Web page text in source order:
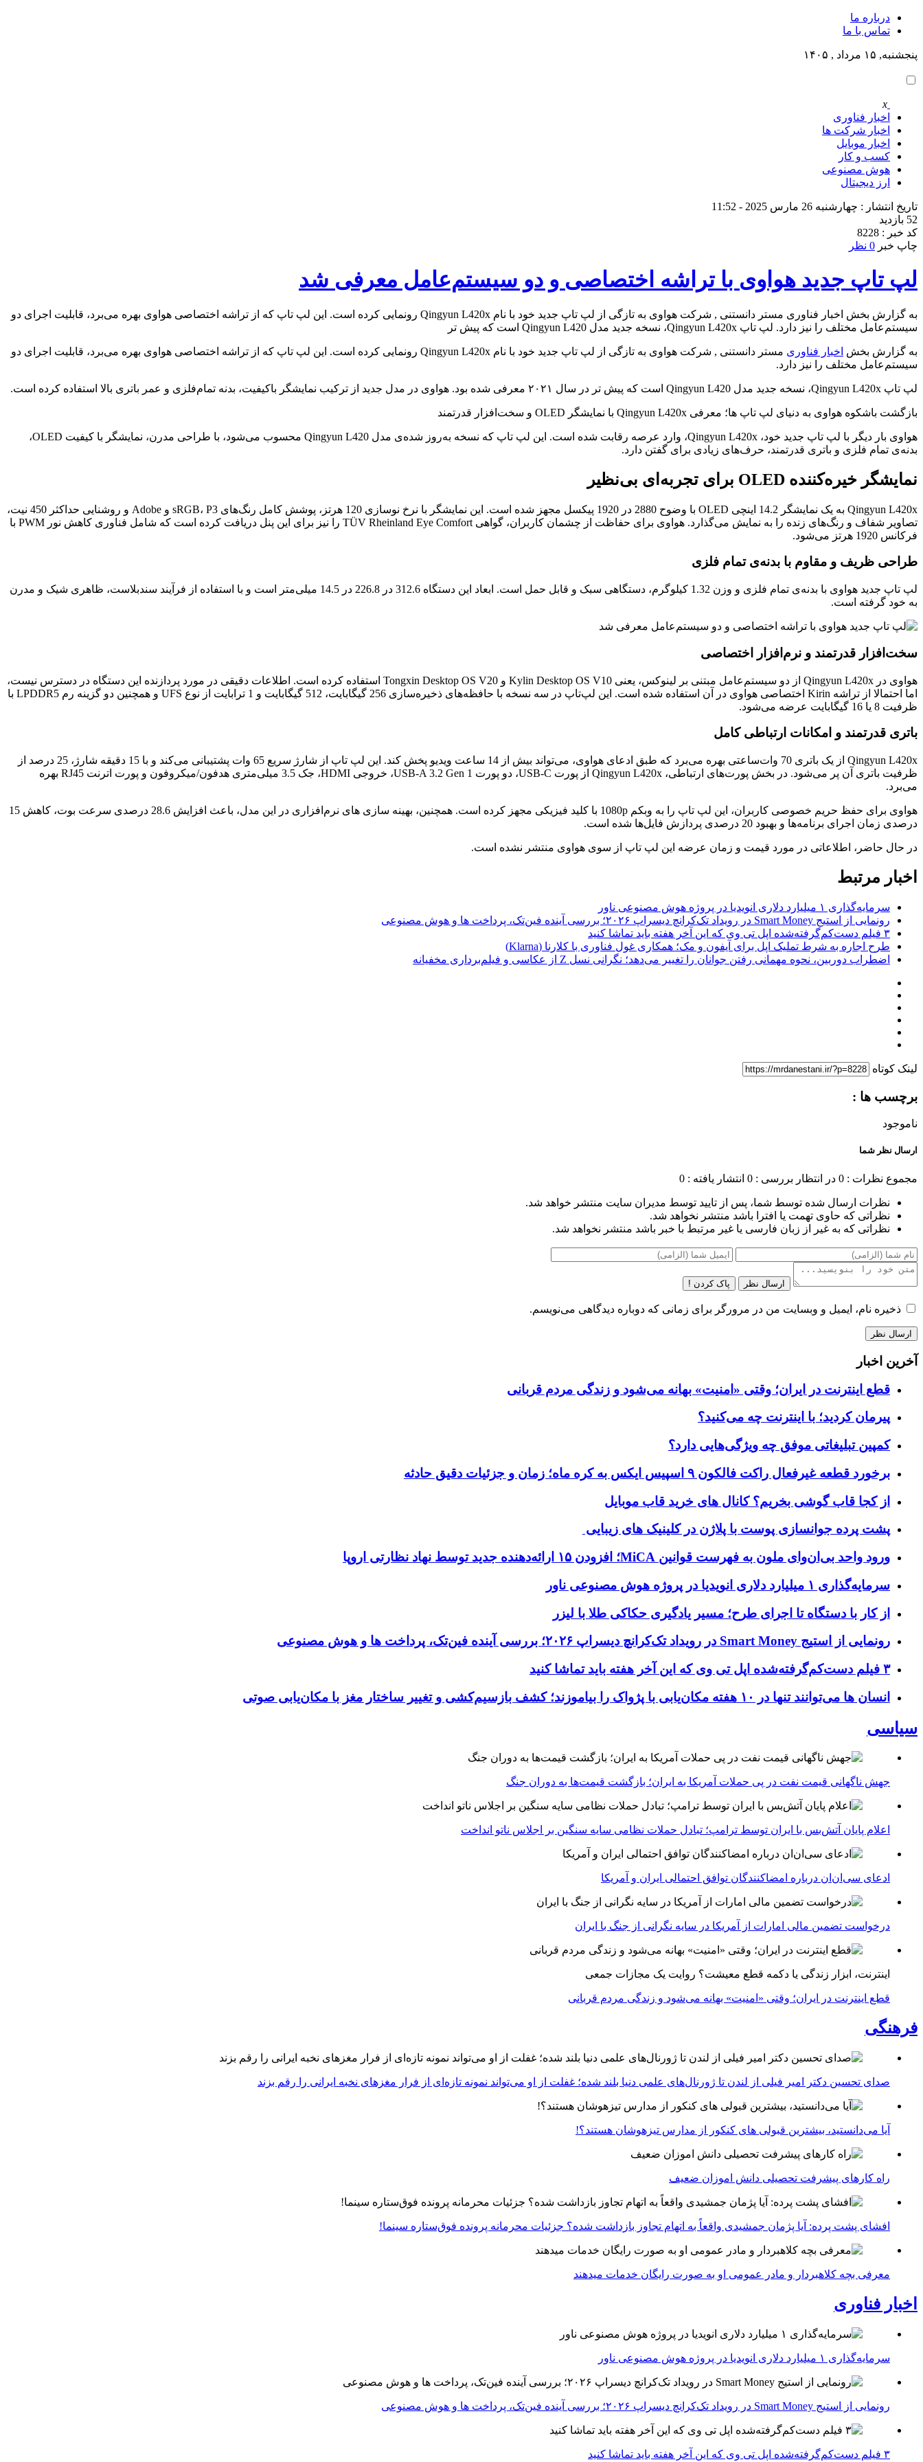
درباره ما
تماس با ما
پنجشنبه, ۱۵ مرداد , ۱۴۰۵
x
اخبار فناوری
اخبار شرکت ها
اخبار موبایل
کسب و کار
هوش مصنوعی
ارز دیجیتال
تاریخ انتشار : چهارشنبه 26 مارس 2025 - 11:52
52 بازدید
کد خبر : 8228
چاپ خبر 0 نظر
لپ‌ تاپ جدید هواوی با تراشه اختصاصی و دو سیستم‌عامل معرفی شد
به گزارش بخش اخبار فناوری مستر دانستنی , شرکت هواوی به تازگی از لپ‌ تاپ جدید خود با نام Qingyun L420x رونمایی کرده است. این لپ‌ تاپ که از تراشه اختصاصی هواوی بهره می‌برد، قابلیت اجرای دو
سیستم‌عامل مختلف را نیز دارد. لپ‌ تاپ Qingyun L420x، نسخه جدید مدل Qingyun L420 است که پیش‌ تر
به گزارش بخش اخبار فناوری
مستر دانستنی , شرکت هواوی به تازگی از لپ‌ تاپ جدید خود با نام Qingyun L420x رونمایی کرده است. این لپ‌ تاپ که از تراشه اختصاصی هواوی بهره می‌برد، قابلیت اجرای دو
سیستم‌عامل مختلف را نیز دارد.
لپ‌ تاپ Qingyun L420x، نسخه جدید مدل Qingyun L420 است که پیش‌ تر در سال ۲۰۲۱ معرفی شده بود. هواوی در مدل جدید از ترکیب نمایشگر باکیفیت، بدنه تمام‌فلزی و عمر باتری بالا استفاده کرده است.
بازگشت باشکوه هواوی به دنیای لپ‌ تاپ‌ ها؛ معرفی Qingyun L420x با نمایشگر OLED و سخت‌افزار قدرتمند
هواوی بار دیگر با لپ‌ تاپ جدید خود، Qingyun L420x، وارد عرصه رقابت شده است. این لپ‌ تاپ که نسخه به‌روز شده‌ی مدل Qingyun L420 محسوب می‌شود، با طراحی مدرن، نمایشگر با کیفیت OLED،
بدنه‌ی تمام فلزی و باتری قدرتمند، حرف‌های زیادی برای گفتن دارد.
نمایشگر خیره‌کننده OLED برای تجربه‌ای بی‌نظیر
Qingyun L420x به یک نمایشگر 14.2 اینچی OLED با وضوح 2880 در 1920 پیکسل مجهز شده است. این نمایشگر با نرخ نوسازی 120 هرتز، پوشش کامل رنگ‌های sRGB، P3 و Adobe و روشنایی حداکثر 450 نیت،
تصاویر شفاف و رنگ‌های زنده را به نمایش می‌گذارد. هواوی برای حفاظت از چشمان کاربران، گواهی TÜV Rheinland Eye Comfort را نیز برای این پنل دریافت کرده است که شامل فناوری کاهش نور PWM با
فرکانس 1920 هرتز می‌شود.
طراحی ظریف و مقاوم با بدنه‌ی تمام فلزی
لپ‌ تاپ جدید هواوی با بدنه‌ی تمام فلزی و وزن 1.32 کیلوگرم، دستگاهی سبک و قابل حمل است. ابعاد این دستگاه 312.6 در 226.8 در 14.5 میلی‌متر است و با استفاده از فرآیند سندبلاست، ظاهری شیک و مدرن
به خود گرفته است.
سخت‌افزار قدرتمند و نرم‌افزار اختصاصی
هواوی در Qingyun L420x از دو سیستم‌عامل مبتنی بر لینوکس، یعنی Kylin Desktop OS V10 و Tongxin Desktop OS V20 استفاده کرده است. اطلاعات دقیقی در مورد پردازنده این دستگاه در دسترس نیست،
اما احتمالا از تراشه Kirin اختصاصی هواوی در آن استفاده شده است. این لپ‌تاپ در سه نسخه با حافظه‌های ذخیره‌سازی 256 گیگابایت، 512 گیگابایت و 1 ترابایت از نوع UFS و همچنین دو گزینه رم LPDDR5 با
ظرفیت 8 یا 16 گیگابایت عرضه می‌شود.
باتری قدرتمند و امکانات ارتباطی کامل
Qingyun L420x از یک باتری 70 وات‌ساعتی بهره می‌برد که طبق ادعای هواوی، می‌تواند بیش از 14 ساعت ویدیو پخش کند. این لپ‌ تاپ از شارژ سریع 65 وات پشتیبانی می‌کند و با 15 دقیقه شارژ، 25 درصد از
ظرفیت باتری آن پر می‌شود. در بخش پورت‌های ارتباطی، Qingyun L420x از پورت USB-C، دو پورت USB-A 3.2 Gen 1، خروجی HDMI، جک 3.5 میلی‌متری هدفون/میکروفون و پورت اترنت RJ45 بهره
می‌برد.
هواوی برای حفظ حریم خصوصی کاربران، این لپ‌ تاپ را به وبکم 1080p با کلید فیزیکی مجهز کرده است. همچنین، بهینه‌ سازی‌ های نرم‌افزاری در این مدل، باعث افزایش 28.6 درصدی سرعت بوت، کاهش 15
درصدی زمان اجرای برنامه‌ها و بهبود 20 درصدی پردازش فایل‌ها شده است.
در حال حاضر، اطلاعاتی در مورد قیمت و زمان عرضه این لپ‌ تاپ از سوی هواوی منتشر نشده است.
اخبار مرتبط
سرمایه‌گذاری ۱ میلیارد دلاری انویدیا در پروژه هوش مصنوعی ناور
رونمایی از استیج Smart Money در رویداد تک‌کرانچ دیسراپ ۲۰۲۶؛ بررسی آینده فین‌تک، پرداخت‌ ها و هوش مصنوعی
۳ فیلم دست‌کم‌گرفته‌شده اپل تی وی که این آخر هفته باید تماشا کنید
طرح اجاره به شرط تملیک اپل برای آیفون و مک؛ همکاری غول فناوری با کلارنا (Klarna)
اضطراب دوربین، نحوه مهمانی رفتن جوانان را تغییر می‌دهد؛ نگرانی نسل Z از عکاسی و فیلم‌برداری مخفیانه
لینک کوتاه
برچسب ها :
ناموجود
ارسال نظر شما
مجموع نظرات : 0 در انتظار بررسی : 0 انتشار یافته : 0
نظرات ارسال شده توسط شما، پس از تایید توسط مدیران سایت منتشر خواهد شد.
نظراتی که حاوی تهمت یا افترا باشد منتشر نخواهد شد.
نظراتی که به غیر از زبان فارسی یا غیر مرتبط با خبر باشد منتشر نخواهد شد.
ارسال نظر پاک کردن !
ذخیره نام، ایمیل و وبسایت من در مرورگر برای زمانی که دوباره دیدگاهی می‌نویسم.
آخرین اخبار
قطع اینترنت در ایران؛ وقتی «امنیت» بهانه می‌شود و زندگی مردم قربانی
پیرمان کردید؛ با اینترنت چه می‌کنید؟
کمپین تبلیغاتی موفق چه ویژگی‌هایی دارد؟
برخورد قطعه غیرفعال راکت فالکون ۹ اسپیس ایکس به کره ماه؛ زمان و جزئیات دقیق حادثه
از کجا قاب گوشی بخریم؟ کانال های خرید قاب موبایل
پشت پرده جوانسازی پوست با پلاژن در کلینیک های زیبایی
ورود واحد بی‌ان‌وای ملون به فهرست قوانین MiCA؛ افزودن ۱۵ ارائه‌دهنده جدید توسط نهاد نظارتی اروپا
سرمایه‌گذاری ۱ میلیارد دلاری انویدیا در پروژه هوش مصنوعی ناور
از کار با دستگاه تا اجرای طرح؛ مسیر یادگیری حکاکی طلا با لیزر
رونمایی از استیج Smart Money در رویداد تک‌کرانچ دیسراپ ۲۰۲۶؛ بررسی آینده فین‌تک، پرداخت‌ ها و هوش مصنوعی
۳ فیلم دست‌کم‌گرفته‌شده اپل تی وی که این آخر هفته باید تماشا کنید
انسان‌ ها می‌توانند تنها در ۱۰ هفته مکان‌یابی با پژواک را بیاموزند؛ کشف بازسیم‌کشی و تغییر ساختار مغز با مکان‌یابی صوتی
سیاسی
جهش ناگهانی قیمت نفت در پی حملات آمریکا به ایران؛ بازگشت قیمت‌ها به دوران جنگ
اعلام پایان آتش‌بس با ایران توسط ترامپ؛ تبادل حملات نظامی سایه سنگین بر اجلاس ناتو انداخت
ادعای سی‌ان‌ان درباره امضاکنندگان توافق احتمالی ایران و آمریکا
درخواست تضمین مالی امارات از آمریکا در سایه نگرانی از جنگ با ایران
اینترنت، ابزار زندگی یا دکمه قطع معیشت؟ روایت یک مجازات جمعی
قطع اینترنت در ایران؛ وقتی «امنیت» بهانه می‌شود و زندگی مردم قربانی
فرهنگی
صدای تحسین دکتر امیر فیلی از لندن تا ژورنال‌های علمی دنیا بلند شده؛ غفلت از او می‌تواند نمونه تازه‌ای از فرار مغزهای نخبه ایرانی را رقم بزند
آیا می‌دانستید، بیشترین قبولی های کنکور از مدارس تیزهوشان هستند؟!
راه کارهای پیشرفت تحصیلی دانش اموزان ضعیف
افشای پشت پرده: آیا پژمان جمشیدی واقعاً به اتهام تجاوز بازداشت شده؟ جزئیات محرمانه پرونده فوق‌ستاره سینما!
معرفی بچه کلاهبردار و مادر عمومی او به صورت رایگان خدمات میدهند
اخبار فناوری
سرمایه‌گذاری ۱ میلیارد دلاری انویدیا در پروژه هوش مصنوعی ناور
رونمایی از استیج Smart Money در رویداد تک‌کرانچ دیسراپ ۲۰۲۶؛ بررسی آینده فین‌تک، پرداخت‌ ها و هوش مصنوعی
۳ فیلم دست‌کم‌گرفته‌شده اپل تی وی که این آخر هفته باید تماشا کنید